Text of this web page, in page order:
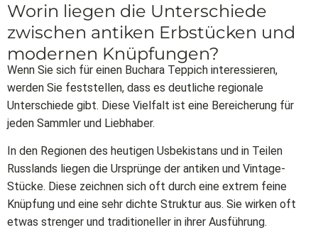
Worin liegen die Unterschiede
zwischen antiken Erbstücken und
modernen Knüpfungen?
Wenn Sie sich für einen Buchara Teppich interessieren,
werden Sie feststellen, dass es deutliche regionale
Unterschiede gibt. Diese Vielfalt ist eine Bereicherung für
jeden Sammler und Liebhaber.
In den Regionen des heutigen Usbekistans und in Teilen
Russlands liegen die Ursprünge der antiken und Vintage-
Stücke. Diese zeichnen sich oft durch eine extrem feine
Knüpfung und eine sehr dichte Struktur aus. Sie wirken oft
etwas strenger und traditioneller in ihrer Ausführung.